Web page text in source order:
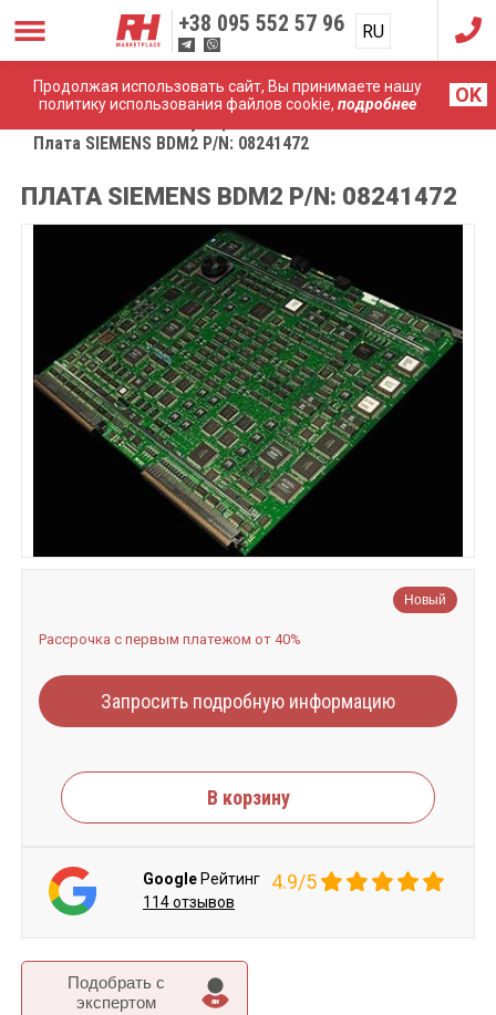
Продолжая использовать сайт, Вы принимаете нашу
политику использования файлов cookie, подробнее OK
+38 095 552 57 96 RU
UA
Плата SIEMENS BDM2 P/N: 08241472
ПЛАТА SIEMENS BDM2 P/N: 08241472
Подобрать c
экспертом
Новый
Рассрочка с первым платежом от 40%
Запросить подробную информацию
В корзину
Google Рейтинг 4.9/5
114 отзывов